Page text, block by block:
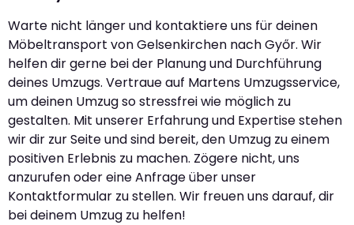
Warte nicht länger und kontaktiere uns für deinen
Möbeltransport von Gelsenkirchen nach Győr. Wir
helfen dir gerne bei der Planung und Durchführung
deines Umzugs. Vertraue auf Martens Umzugsservice,
um deinen Umzug so stressfrei wie möglich zu
gestalten. Mit unserer Erfahrung und Expertise stehen
wir dir zur Seite und sind bereit, den Umzug zu einem
positiven Erlebnis zu machen. Zögere nicht, uns
anzurufen oder eine Anfrage über unser
Kontaktformular zu stellen. Wir freuen uns darauf, dir
bei deinem Umzug zu helfen!